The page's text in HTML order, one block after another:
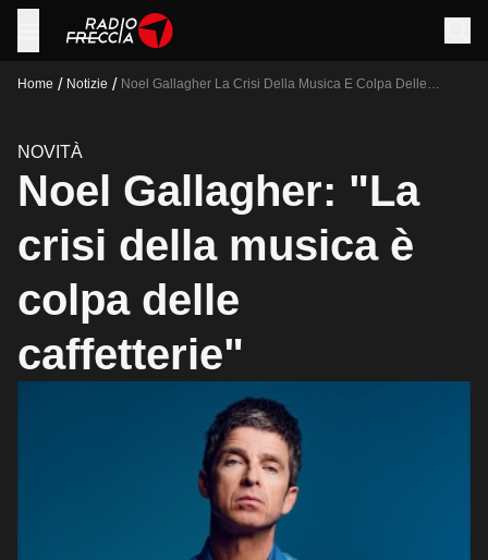
Home / Notizie / Noel Gallagher La Crisi Della Musica E Colpa Delle
NOVITÀ
Noel Gallagher: "La
crisi della musica è
colpa delle
caffetterie"